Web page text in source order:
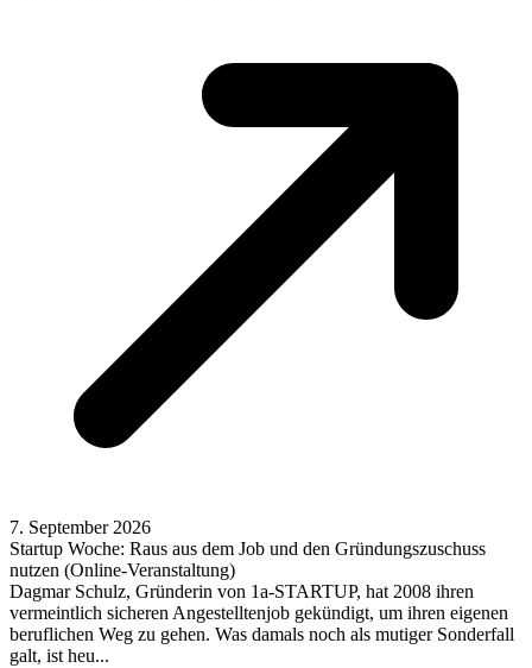
7. September 2026
Startup Woche: Raus aus dem Job und den Gründungszuschuss
nutzen (Online-Veranstaltung)
Dagmar Schulz, Gründerin von 1a-STARTUP, hat 2008 ihren
vermeintlich sicheren Angestelltenjob gekündigt, um ihren eigenen
beruflichen Weg zu gehen. Was damals noch als mutiger Sonderfall
galt, ist heu...